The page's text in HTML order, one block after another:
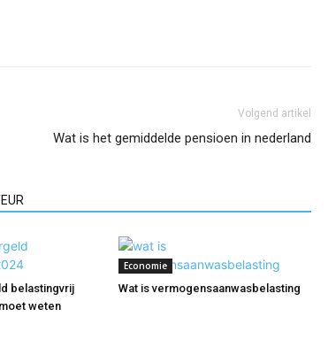
Volgend artikel
Wat is het gemiddelde pensioen in nederland
belastingvrij
weten
Economie
Wat is vermogensaanwasbelasting